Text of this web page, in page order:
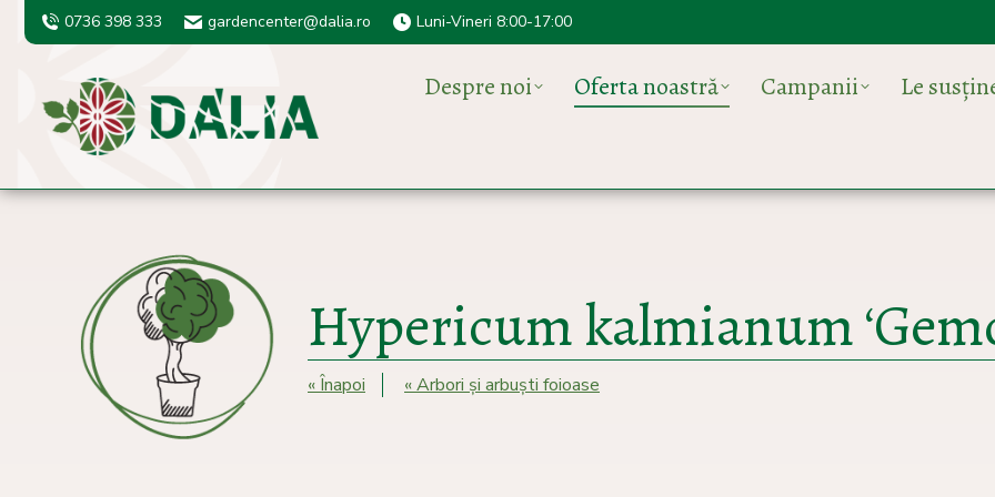
0736 398 333 gardencenter@dalia.ro Luni-Vineri 8:00-17:00
Despre noi Oferta noastră Campanii Le
Hypericum kalmianum
« Înapoi « Arbori și arbuști foioase